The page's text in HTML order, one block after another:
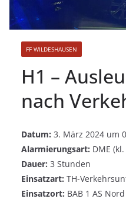
FF WILDESHAUSEN
H1 –
nach
Datum: 3. März 2024 um
Alarmierungsart: DME
Dauer: 3 Stunden
Einsatzart: TH-
Einsatzort: BAB 1 AS